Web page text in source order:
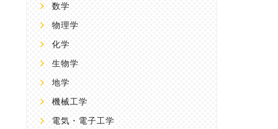
数学
物理学
化学
生物学
地学
機械工学
電気・電子工学